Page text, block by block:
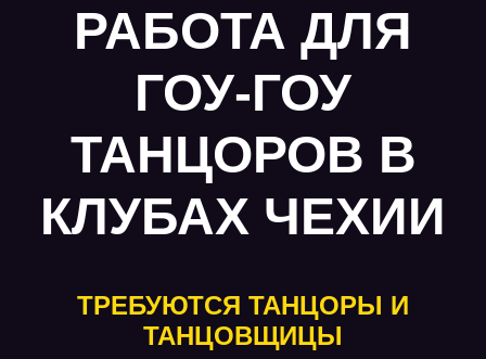
РАБОТА ДЛЯ
ГОУ-ГОУ
ТАНЦОРОВ В
КЛУБАХ ЧЕХИИ
ТРЕБУЮТСЯ ТАНЦОРЫ И
ТАНЦОВЩИЦЫ